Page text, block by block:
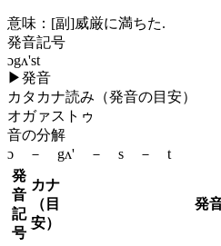
意味： [副]威厳に満ちた.
発音記号
ɔgʌ'st
▶発音
カタカナ読み（発音の目安）
オガァストゥ
音の分解
ɔ － gʌ' － s － t
発
音
記
号
カナ
（目
安）
発